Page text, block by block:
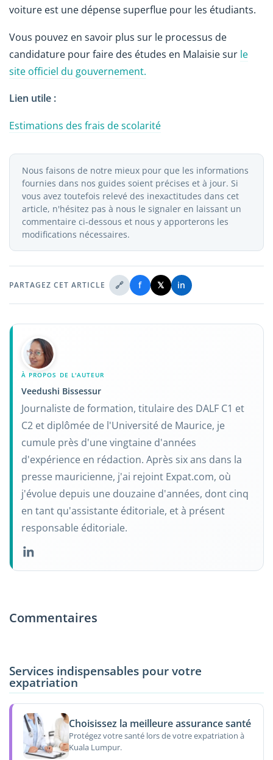
voiture est une dépense superflue pour les étudiants.
Vous pouvez en savoir plus sur le processus de
candidature pour faire des études en Malaisie sur le
site officiel du gouvernement.
Lien utile :
Estimations des frais de scolarité
Nous faisons de notre mieux pour que les informations
fournies dans nos guides soient précises et à jour. Si
vous avez toutefois relevé des inexactitudes dans cet
article, n'hésitez pas à nous le signaler en laissant un
commentaire ci-dessous et nous y apporterons les
modifications nécessaires.
PARTAGEZ CET ARTICLE 🔗 f 𝕏 in
À PROPOS DE L'AUTEUR
Veedushi Bissessur
Journaliste de formation, titulaire des DALF C1 et
C2 et diplômée de l'Université de Maurice, je
cumule près d'une vingtaine d'années
d'expérience en rédaction. Après six ans dans la
presse mauricienne, j'ai rejoint Expat.com, où
j'évolue depuis une douzaine d'années, dont cinq
en tant qu'assistante éditoriale, et à présent
responsable éditoriale.
Commentaires
Services indispensables pour votre
expatriation
Choisissez la meilleure assurance santé
Protégez votre santé lors de votre expatriation à
Kuala Lumpur.